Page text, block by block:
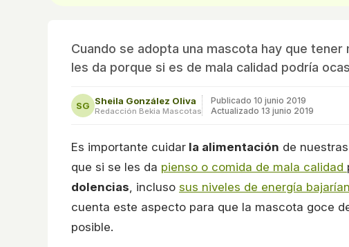
Cuando se adopta una mascota hay que
les da porque si es de mala calidad podría
SG Sheila González Oliva
Redacción Bekia Mascotas
Publicado 10 junio 2019
Actualizado 13 junio 2019
Es importante cuidar la alimentación de
que si se les da pienso o comida de mala calidad
dolencias , incluso sus niveles de energía
cuenta este aspecto para que la mascota goce
posible.